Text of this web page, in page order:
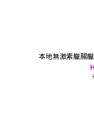
本地無激素臘腸